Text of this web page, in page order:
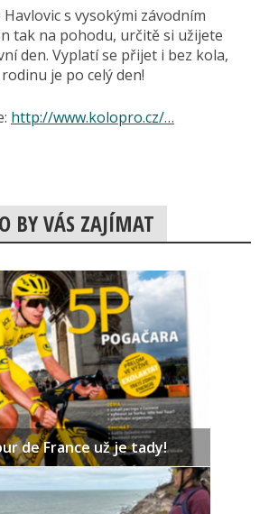
s vysokými závodním
tak na pohodu, určitě si užijete
den. Vyplatí se přijet i bez kola,
je po celý den!
http://www.kolopro.cz/…
BY VÁS ZAJÍMAT
de France už je tady!